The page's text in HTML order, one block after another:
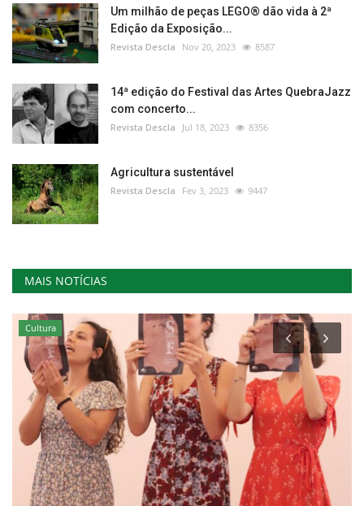
Um milhão de peças LEGO® dão vida à 2ª
Edição da Exposição...
Revista Descla Nov 20, 2023 8587
14ª edição do Festival das Artes QuebraJazz
com concerto...
Revista Descla Jul 18, 2023 8356
Agricultura sustentável
Revista Descla Fev 3, 2023 9447
MAIS NOTÍCIAS
Cultura